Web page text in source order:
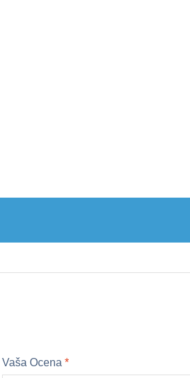
Vaša Ocena*